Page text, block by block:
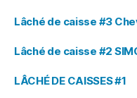
Lâché de caisse #3
Lâché de caisse #2
LÂCHÉ DE CAISSES #1